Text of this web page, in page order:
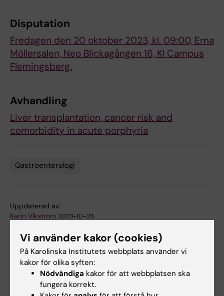
Disputation
Fredagen den 20 oktober 2023, kl. 09:00, Erna
Möllersalen, Neo Blickagången 16, KI Campus
Flemingsberg.
Avhandling
Liver transplantation, cancer risk and
comorbidity in acute porphyria
Gastroenterologi
Uppdaterad av:
Karin Vikström 2023-10-23
Dela
Vi använder kakor (cookies)
På Karolinska Institutets webbplats använder vi
kakor för olika syften:
Nödvändiga kakor för att webbplatsen ska
fungera korrekt.